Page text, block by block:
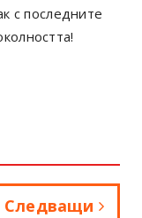
с последните
Следващи